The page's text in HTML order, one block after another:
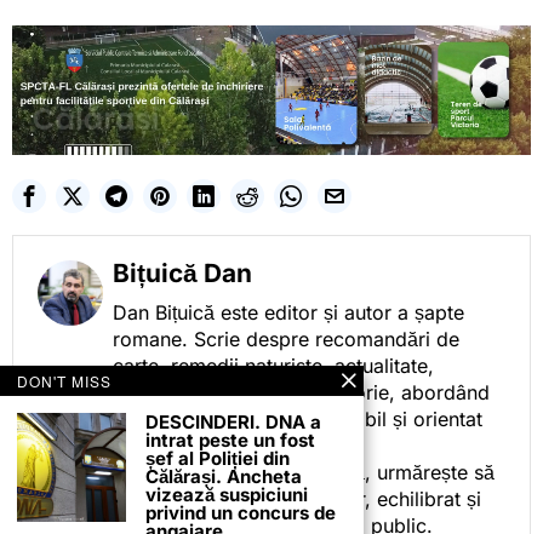
Bițuică Dan
Dan Bițuică este editor și autor a șapte
romane. Scrie despre recomandări de
carte, remedii naturiste, actualitate,
cotidian politic, sport și istorie, abordând
subiectele într-un stil accesibil și orientat
spre informare.
Prin activitatea sa editorială, urmărește să
ofere cititorilor conținut clar, echilibrat și
relevant, adaptat interesului public.
DON'T MISS
DESCINDERI. DNA a
intrat peste un fost
șef al Poliției din
Călărași. Ancheta
vizează suspiciuni
privind un concurs de